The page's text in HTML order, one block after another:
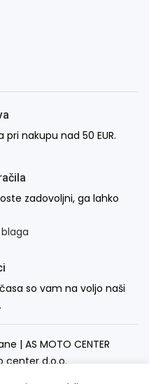
nakupu nad 50 EUR.
zadovoljni, ga lahko
so vam na voljo naši
| AS MOTO CENTER
center d.o.o.